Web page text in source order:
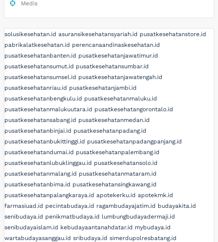
Medis
solusikesehatan.id asuransikesehatansyariah.id pusatkesehatanstore.id
pabrikalatkesehatan.id perencanaandinaskesehatan.id
pusatkesehatanbanten.id pusatkesehatanjawatimur.id
pusatkesehatansumut.id pusatkesehatansumbar.id
pusatkesehatansumsel.id pusatkesehatanjawatengah.id
pusatkesehatanriau.id pusatkesehatanjambi.id
pusatkesehatanbengkulu.id pusatkesehatanmaluku.id
pusatkesehatanmalukuutara.id pusatkesehatangorontalo.id
pusatkesehatansabang.id pusatkesehatanmedan.id
pusatkesehatanbinjai.id pusatkesehatanpadang.id
pusatkesehatanbukittinggi.id pusatkesehatanpadangpanjang.id
pusatkesehatandumai.id pusatkesehatanpalembang.id
pusatkesehatanlubuklinggau.id pusatkesehatansolo.id
pusatkesehatanmalang.id pusatkesehatanmataram.id
pusatkesehatanbima.id pusatkesehatansingkawang.id
pusatkesehatanpalangkaraya.id apotekerku.id apotekmk.id
farmasiuad.id pecintabudaya.id ragambudayajatim.id budayakita.id
senibudaya.id penikmatbudaya.id lumbungbudayadermaji.id
senibudayaislam.id kebudayaantanahdatar.id mybudaya.id
wartabudayasanggau.id sribudaya.id simerdupolresbatang.id